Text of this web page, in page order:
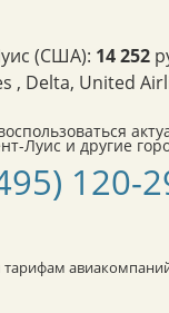
(США): 14 252
, Delta, United
Луис и другие
120-